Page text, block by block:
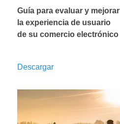
Guía para evaluar y mejorar
la experiencia de usuario
de su comercio electrónico
Descargar